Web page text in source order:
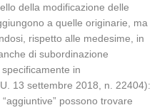
della modificazione delle
a quelle originarie, ma
rispetto alle medesime, in
di subordinazione
in
13 settembre 2018, n. 22404):
possono trovare